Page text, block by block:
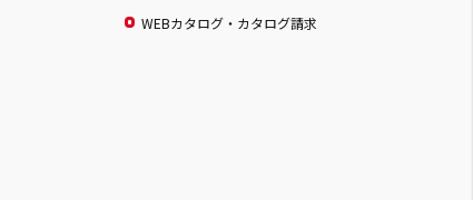
WEBカタログ・カタログ請求